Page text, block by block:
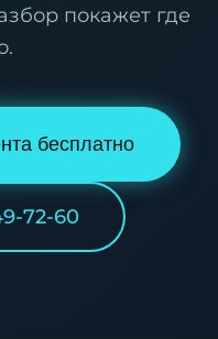
покажет где
бесплатно
72-60